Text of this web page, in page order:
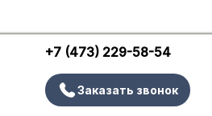
+7 (473) 229-58-54
Заказать звонок